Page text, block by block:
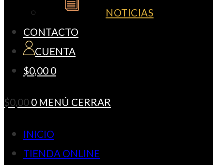
NOTICIAS
CONTACTO
CUENTA
$0,00 0
$0,00 0 MENÚ CERRAR
INICIO
TIENDA ONLINE